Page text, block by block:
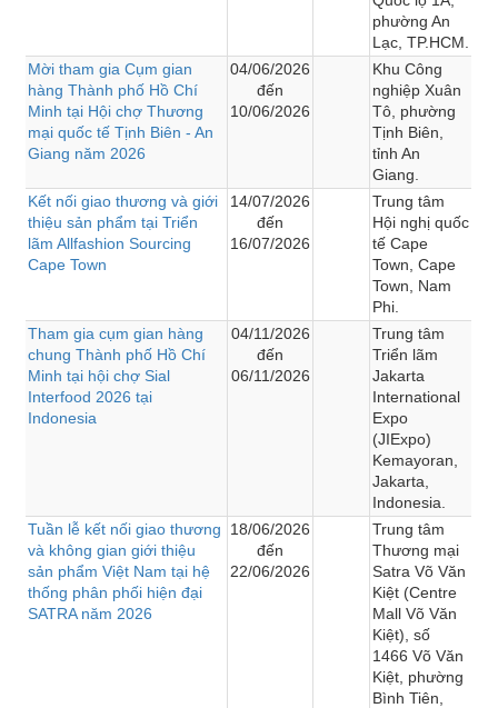
phường An
Lạc, TP.HCM.
Mời tham gia Cụm gian
hàng Thành phố Hồ Chí
Minh tại Hội chợ Thương
mại quốc tế Tịnh Biên - An
Giang năm 2026
04/06/2026
đến
10/06/2026
Khu Công
nghiệp Xuân
Tô, phường
Tịnh Biên,
tỉnh An
Giang.
Kết nối giao thương và giới
thiệu sản phẩm tại Triển
lãm Allfashion Sourcing
Cape Town
14/07/2026
đến
16/07/2026
Trung tâm
Hội nghị quốc
tế Cape
Town, Cape
Town, Nam
Phi.
Tham gia cụm gian hàng
chung Thành phố Hồ Chí
Minh tại hội chợ Sial
Interfood 2026 tại
Indonesia
04/11/2026
đến
06/11/2026
Trung tâm
Triển lãm
Jakarta
International
Expo
(JIExpo)
Kemayoran,
Jakarta,
Indonesia.
Tuần lễ kết nối giao thương
và không gian giới thiệu
sản phẩm Việt Nam tại hệ
thống phân phối hiện đại
SATRA năm 2026
18/06/2026
đến
22/06/2026
Trung tâm
Thương mại
Satra Võ Văn
Kiệt (Centre
Mall Võ Văn
Kiệt), số
1466 Võ Văn
Kiệt, phường
Bình Tiên,